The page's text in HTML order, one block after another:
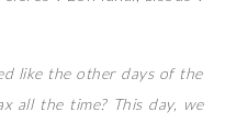
like the other days of the
all the time? This day, we